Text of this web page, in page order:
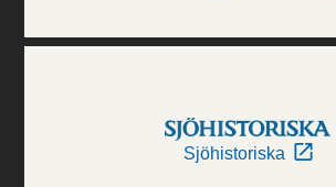
Sjöhistoriska